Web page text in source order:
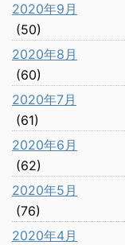
2020年9月
(50)
2020年8月
(60)
2020年7月
(61)
2020年6月
(62)
2020年5月
(76)
2020年4月